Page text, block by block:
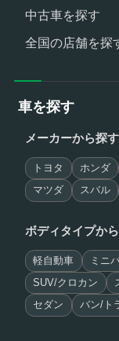
中古車を探す
全国の店舗を探
車を探す
メーカーから探す
トヨタ ホンダ
マツダ スバル
ボディタイプか
軽自動車 ミニ
SUV/クロカン
セダン バン/ト